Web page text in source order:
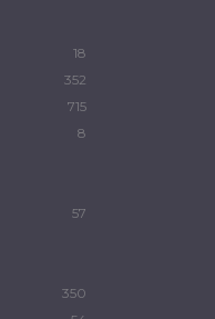
18
352
715
8
57
350